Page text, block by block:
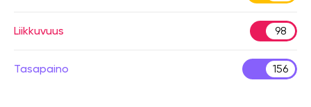
Liikkuvuus 98
Tasapaino 156